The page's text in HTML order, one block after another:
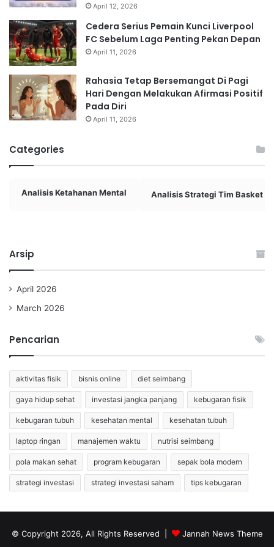
April 12, 2026
Cedera Serius Pemain Kunci Liverpool
FC Sebelum Laga Penting Pekan Depan
April 11, 2026
Rahasia Tetap Bersemangat Di Pagi
Hari Dengan Melakukan Afirmasi Positif
Pada Diri
April 11, 2026
Categories
Analisis Ketahanan Mental Analisis Strategi Tim Basket
Arsip
April 2026
March 2026
Pencarian
aktivitas fisik bisnis online diet seimbang
gaya hidup sehat investasi jangka panjang kebugaran fisik
kebugaran tubuh kesehatan mental kesehatan tubuh
laptop ringan manajemen waktu nutrisi seimbang
pola makan sehat program kebugaran sepak bola modern
strategi investasi strategi investasi saham tips kebugaran
© Copyright 2026, All Rights Reserved | Jannah News Theme